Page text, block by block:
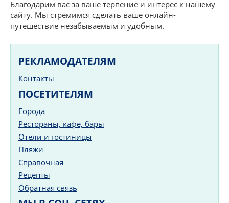
Благодарим вас за ваше терпение и интерес к нашему
сайту. Мы стремимся сделать ваше онлайн-
путешествие незабываемым и удобным.
РЕКЛАМОДАТЕЛЯМ
Контакты
ПОСЕТИТЕЛЯМ
Города
Рестораны, кафе, бары
Отели и гостиницы
Пляжи
Справочная
Рецепты
Обратная связь